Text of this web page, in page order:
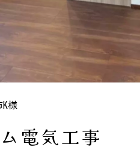
K様
電気工事